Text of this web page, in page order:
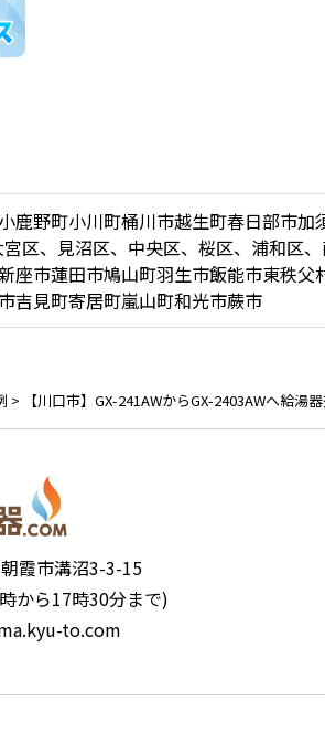
小鹿野町小川町桶川市越生町春日部市加
区、見沼区、中央区、桜区、浦和区
座市蓮田市鳩山町羽生市飯能市東秩父
吉見町寄居町嵐山町和光市蕨市
> 【川口市】GX-241AWからGX-2403AWへ給湯
霞市溝沼3-3-15
から17時30分まで)
to.com